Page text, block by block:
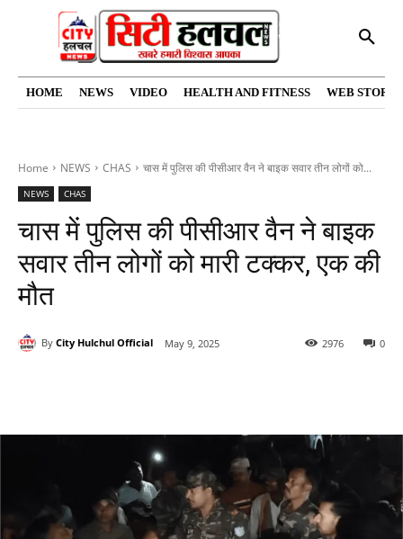
HOME NEWS VIDEO HEALTH AND FITNESS WEB
Home NEWS CHAS चास में पुलिस की पीसीआर वैन ने बाइक सवार तीन लोगों को...
NEWS CHAS
चास में पुलिस की पीसीआर वैन ने बाइक
सवार तीन लोगों को मारी टक्कर, एक की
मौत
By City Hulchul Official May 9, 2025 0
2976